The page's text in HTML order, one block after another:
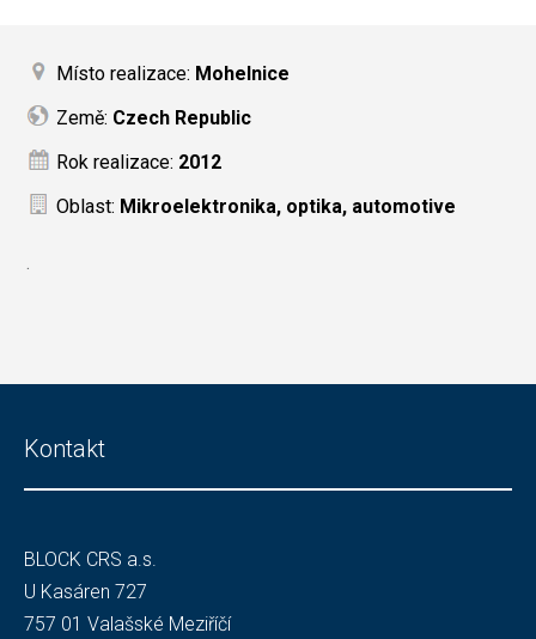
Místo realizace: Mohelnice
Země: Czech Republic
Rok realizace: 2012
Oblast: Mikroelektronika, optika, automotive
.
Kontakt
BLOCK CRS a.s.
U Kasáren 727
757 01 Valašské Meziříčí